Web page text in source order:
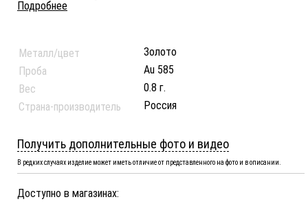
Подробнее
Металл/цвет
Золото
Проба
Au 585
Вес
0.8 г.
Страна-производитель
Россия
Получить дополнительные фото и видео
В редких случаях изделие может иметь отличие от представленного на фото и в описании.
Доступно в магазинах: